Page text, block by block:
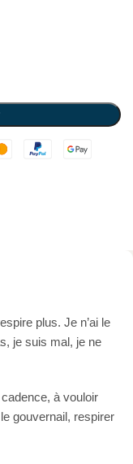
plus. Je n’ai le
je suis mal, je ne
à vouloir
gouvernail, respirer